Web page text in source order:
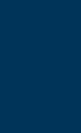
os.system
PIPEによ
標準入出